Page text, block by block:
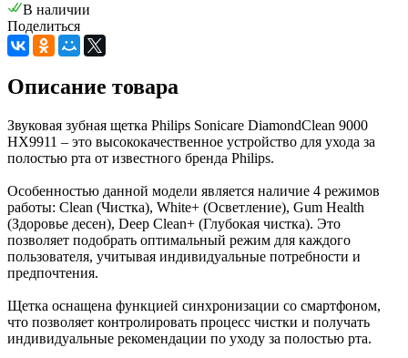
В наличии
Поделиться
Описание товара
Звуковая зубная щетка Philips Sonicare DiamondClean 9000
HX9911 – это высококачественное устройство для ухода за
полостью рта от известного бренда Philips.
Особенностью данной модели является наличие 4 режимов
работы: Clean (Чистка), White+ (Осветление), Gum Health
(Здоровье десен), Deep Clean+ (Глубокая чистка). Это
позволяет подобрать оптимальный режим для каждого
пользователя, учитывая индивидуальные потребности и
предпочтения.
Щетка оснащена функцией синхронизации со смартфоном,
что позволяет контролировать процесс чистки и получать
индивидуальные рекомендации по уходу за полостью рта.